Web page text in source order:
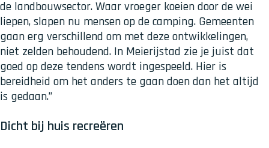
de landbouwsector. Waar vroeger koeien door de wei
liepen, slapen nu mensen op de camping. Gemeenten
gaan erg verschillend om met deze ontwikkelingen,
niet zelden behoudend. In Meierijstad zie je juist dat
goed op deze tendens wordt ingespeeld. Hier is
bereidheid om het anders te gaan doen dan het altijd
is gedaan.”
Dicht bij huis recreëren